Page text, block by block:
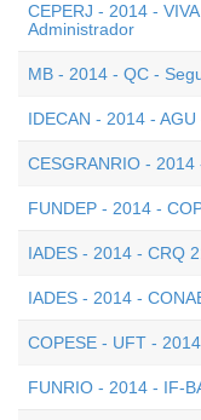
CEPERJ - 2014 -
Administrador
MB - 2014 - QC -
IDECAN - 2014 -
CESGRANRIO -
FUNDEP - 2014 -
IADES - 2014 - CRQ
IADES - 2014 -
COPESE - UFT -
FUNRIO - 2014 - IF-